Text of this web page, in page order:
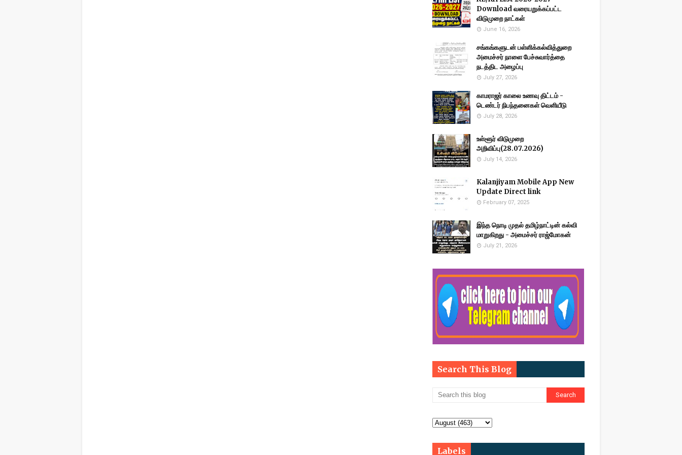
Download வரையறுக்கப்பட்ட
விடுமுறை நாட்கள்
June 16, 2026
சங்கங்களுடன் பள்ளிக்கல்வித்துறை
அமைச்சர் நாளை பேச்சுவார்த்தை
நடத்திட அழைப்பு
July 27, 2026
காமராஜர் காலை உணவு திட்டம் -
டெண்டர் நிபந்தனைகள் வெளியீடு
July 28, 2026
உள்ளூர் விடுமுறை
அறிவிப்பு(28.07.2026)
July 14, 2026
Kalanjiyam Mobile App New
Update Direct link
February 07, 2025
இந்த நொடி முதல் தமிழ்நாட்டின் கல்வி
மாறுகிறது - அமைச்சர் ராஜ்மோகன்
July 21, 2026
Search This Blog
Labels